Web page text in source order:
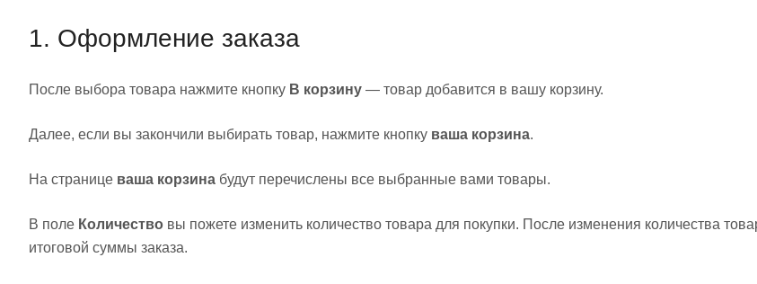
1. Оформление заказа
После выбора товара нажмите кнопку В корзину — товар добавится в вашу корзину.
Далее, если вы закончили выбирать товар, нажмите кнопку ваша корзина.
На странице ваша корзина будут перечислены все выбранные вами товары.
В поле Количество вы пожете изменить количество товара для покупки. После изменения количества
итоговой суммы заказа.